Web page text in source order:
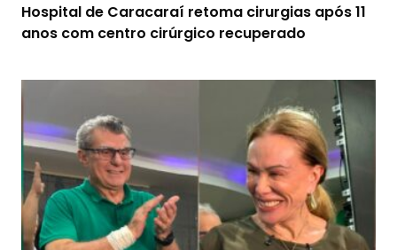
Hospital de Caracaraí retoma cirurgias após 11
anos com centro cirúrgico recuperado